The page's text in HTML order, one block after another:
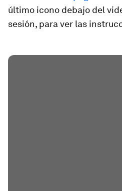
último icono debajo del
sesión, para ver las